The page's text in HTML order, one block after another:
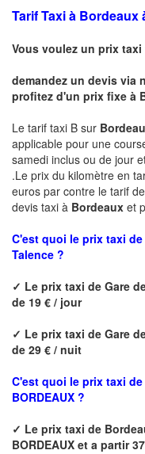
Tarif Taxi à Bordeaux
Vous voulez un prix
demandez un devis via
profitez d'un prix fixe à
Le tarif taxi B sur
applicable pour une
samedi inclus ou de jour
.Le prix du kilomètre en
euros par contre le tarif
devis taxi à Bordeaux et
C'est quoi le prix taxi de
Talence ?
✓ Le prix taxi de Gare
de 19 € / jour
✓ Le prix taxi de Gare
de 29 € / nuit
C'est quoi le prix taxi
BORDEAUX ?
✓ Le prix taxi de
BORDEAUX et a partir